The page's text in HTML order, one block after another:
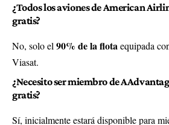
¿Todos los aviones de American
gratis?
No, solo el 90% de la flotaequipada
Viasat.
¿Necesito ser miembro de
gratis?
Sí, inicialmente estará disponible para